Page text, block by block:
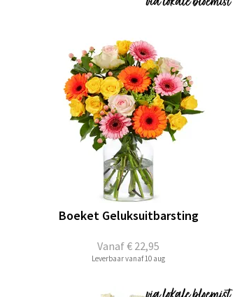
Vanaf€ 22,95
Boeket Geluksuitbarsting
Leverbaar vanaf 10 aug